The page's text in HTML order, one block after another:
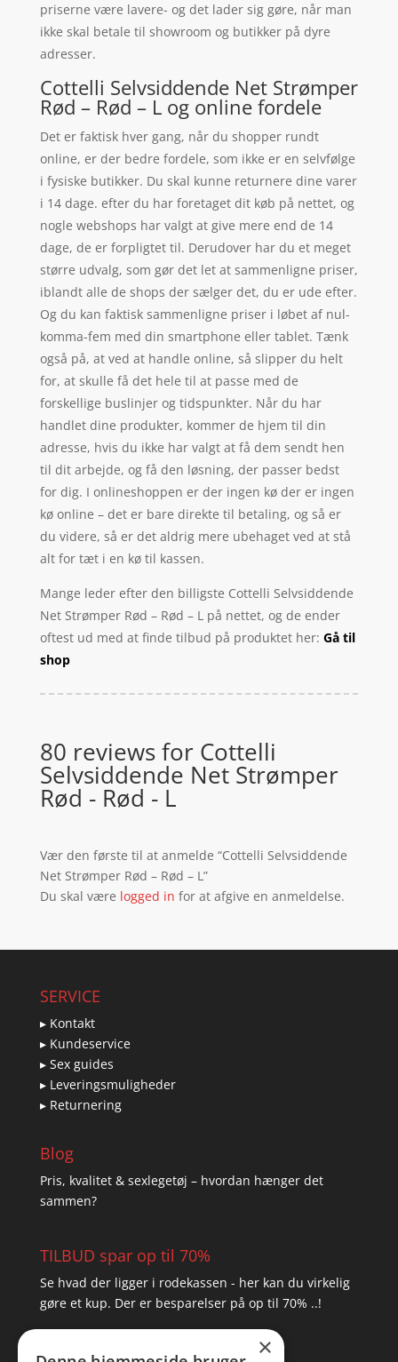
priserne være lavere- og det lader sig gøre, når man
ikke skal betale til showroom og butikker på dyre
adresser.
Cottelli Selvsiddende Net Strømper
Rød – Rød – L og online fordele
Det er faktisk hver gang, når du shopper rundt
online, er der bedre fordele, som ikke er en selvfølge
i fysiske butikker. Du skal kunne returnere dine varer
i 14 dage. efter du har foretaget dit køb på nettet, og
nogle webshops har valgt at give mere end de 14
dage, de er forpligtet til. Derudover har du et meget
større udvalg, som gør det let at sammenligne priser,
iblandt alle de shops der sælger det, du er ude efter.
Og du kan faktisk sammenligne priser i løbet af nul-
komma-fem med din smartphone eller tablet. Tænk
også på, at ved at handle online, så slipper du helt
for, at skulle få det hele til at passe med de
forskellige buslinjer og tidspunkter. Når du har
handlet dine produkter, kommer de hjem til din
adresse, hvis du ikke har valgt at få dem sendt hen
til dit arbejde, og få den løsning, der passer bedst
for dig. I onlineshoppen er der ingen kø der er ingen
kø online – det er bare direkte til betaling, og så er
du videre, så er det aldrig mere ubehaget ved at stå
alt for tæt i en kø til kassen.
Mange leder efter den billigste Cottelli Selvsiddende
Net Strømper Rød – Rød – L på nettet, og de ender
oftest ud med at finde tilbud på produktet her: Gå til
shop
80 reviews for Cottelli
Selvsiddende Net Strømper
Rød - Rød - L
Vær den første til at anmelde “Cottelli Selvsiddende
Net Strømper Rød – Rød – L”
Du skal være logged in for at afgive en anmeldelse.
SERVICE
▸ Kontakt
▸ Kundeservice
▸ Sex guides
▸ Leveringsmuligheder
▸ Returnering
Blog
Pris, kvalitet & sexlegetøj – hvordan hænger det
sammen?
TILBUD spar op til 70%
Se hvad der ligger i rodekassen - her kan du virkelig
gøre et kup. Der er besparelser på op til 70% ..!
×